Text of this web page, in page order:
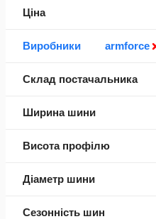
Ціна
Виробники armforce
Склад постачальника
Ширина шини
Висота профілю
Діаметр шини
Сезонність шин